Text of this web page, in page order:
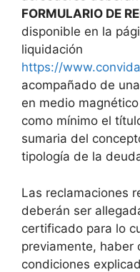
FORMULARIO DE
disponible en la
liquidación
https://
acompañado de
en medio
como mínimo el
sumaria del
tipología de la
Las reclamaciones
deberán ser
certificado para lo
previamente, haber
condiciones